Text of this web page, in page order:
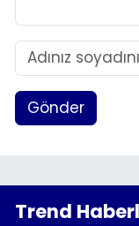
Gönder
Trend